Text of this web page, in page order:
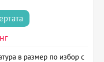
в размер по избор с